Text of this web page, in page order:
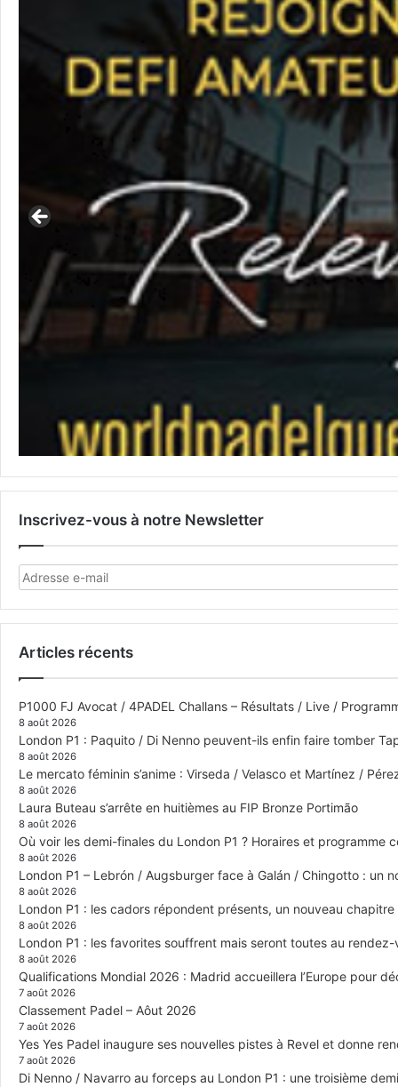
Inscrivez-vous à notre Newsletter
Articles récents
P1000 FJ Avocat / 4PADEL Challans – Résultats / Live /
8 août 2026
London P1 : Paquito / Di Nenno peuvent-ils enfin faire tomber
8 août 2026
Le mercato féminin s’anime : Virseda / Velasco et Martínez /
8 août 2026
Laura Buteau s’arrête en huitièmes au FIP Bronze Portimão
8 août 2026
Où voir les demi-finales du London P1 ? Horaires et programme
8 août 2026
London P1 – Lebrón / Augsburger face à Galán / Chingotto : un
8 août 2026
London P1 : les cadors répondent présents, un nouveau
8 août 2026
London P1 : les favorites souffrent mais seront toutes au
8 août 2026
Qualifications Mondial 2026 : Madrid accueillera l’Europe pour
7 août 2026
Classement Padel – Aôut 2026
7 août 2026
Yes Yes Padel inaugure ses nouvelles pistes à Revel et donne
7 août 2026
Di Nenno / Navarro au forceps au London P1 : une troisième